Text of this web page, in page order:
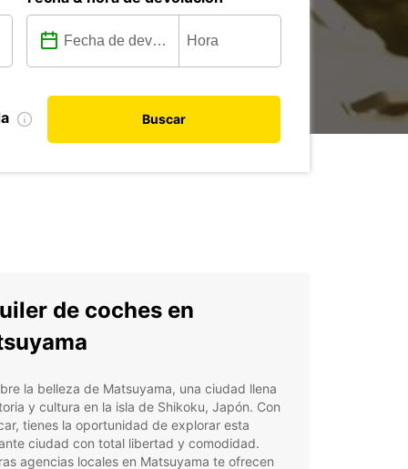
Buscar
de coches en
la belleza de Matsuyama, una ciudad llena
y cultura en la isla de Shikoku, Japón. Con
tienes la oportunidad de explorar esta
ciudad con total libertad y comodidad.
agencias locales en Matsuyama te ofrecen